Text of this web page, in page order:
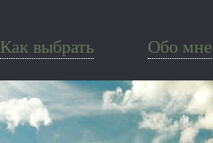
Как выбрать Обо мне